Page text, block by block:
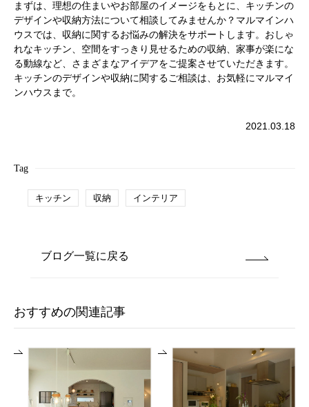
まずは、理想の住まいやお部屋のイメージをもとに、キッチンの
デザインや収納方法について相談してみませんか？マルマインハ
ウスでは、収納に関するお悩みの解決をサポートします。おしゃ
れなキッチン、空間をすっきり見せるための収納、家事が楽にな
る動線など、さまざまなアイデアをご提案させていただきます。
キッチンのデザインや収納に関するご相談は、お気軽にマルマイ
ンハウスまで。
2021.03.18
Tag
キッチン 収納 インテリア
ブログ一覧に戻る
おすすめの関連記事